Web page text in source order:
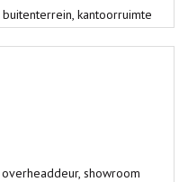
buitenterrein, kantoorruimte
overheaddeur, showroom